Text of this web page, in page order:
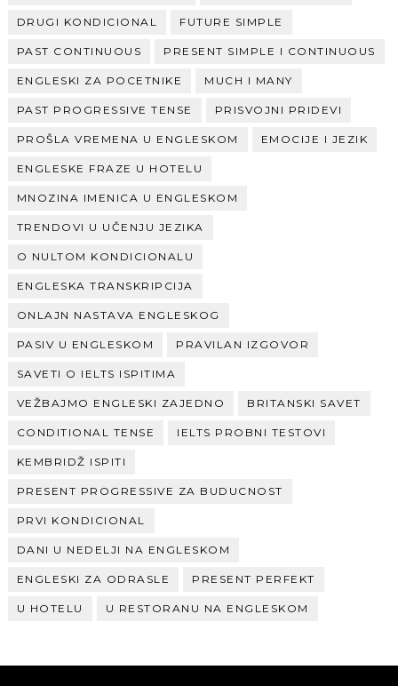
DRUGI KONDICIONAL FUTURE SIMPLE
PAST CONTINUOUS PRESENT SIMPLE I CONTINUOUS
ENGLESKI ZA POCETNIKE MUCH I MANY
PAST PROGRESSIVE TENSE PRISVOJNI PRIDEVI
PROŠLA VREMENA U ENGLESKOM EMOCIJE I JEZIK
ENGLESKE FRAZE U HOTELU
MNOZINA IMENICA U ENGLESKOM
TRENDOVI U UČENJU JEZIKA
O NULTOM KONDICIONALU
ENGLESKA TRANSKRIPCIJA
ONLAJN NASTAVA ENGLESKOG
PASIV U ENGLESKOM PRAVILAN IZGOVOR
SAVETI O IELTS ISPITIMA
VEŽBAJMO ENGLESKI ZAJEDNO BRITANSKI SAVET
CONDITIONAL TENSE IELTS PROBNI TESTOVI
KEMBRIDŽ ISPITI
PRESENT PROGRESSIVE ZA BUDUCNOST
PRVI KONDICIONAL
DANI U NEDELJI NA ENGLESKOM
ENGLESKI ZA ODRASLE PRESENT PERFEKT
U HOTELU U RESTORANU NA ENGLESKOM